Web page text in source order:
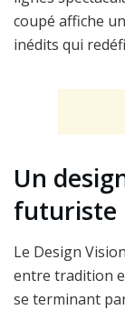
coupé affiche
inédits qui
Un
futuriste
Le Design
entre tradition
se terminant